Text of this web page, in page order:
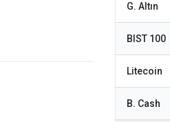
G. Altın
BIST 100
Litecoin
B. Cash